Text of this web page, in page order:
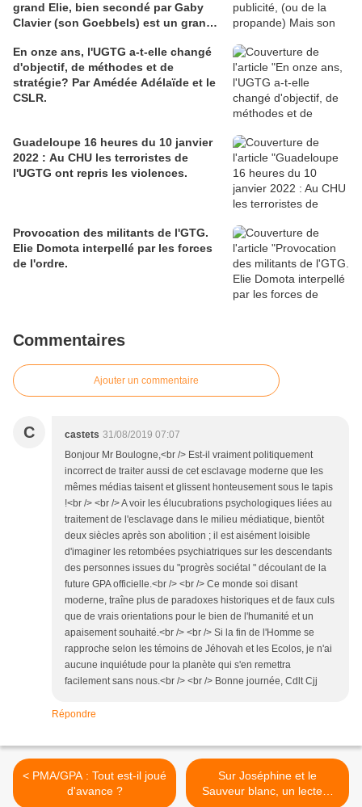
grand Elie, bien secondé par Gaby
Clavier (son Goebbels) est un grand
de quoi ? Les Guadeloupéens sont
divisés à ce sujet et Elie en voudra à
leur majorité que son génie ne séduit
pas. C'est comme en amour le fluide
En onze ans, l'UGTG a-t-elle changé
d'objectif, de méthodes et de
stratégie? Par Amédée Adélaïde et le
CSLR.
Guadeloupe 16 heures du 10 janvier
2022 : Au CHU les terroristes de
l'UGTG ont repris les violences.
Provocation des militants de l'GTG.
Elie Domota interpellé par les forces
de l'ordre.
Commentaires
Ajouter un commentaire
C castets 31/08/2019 07:07
Bonjour Mr Boulogne,<br /> Est-il vraiment politiquement
incorrect de traiter aussi de cet esclavage moderne que les
mêmes médias taisent et glissent honteusement sous le tapis
!<br /> <br /> A voir les élucubrations psychologiques liées au
traitement de l'esclavage dans le milieu médiatique, bientôt
deux siècles après son abolition ; il est aisément loisible
d'imaginer les retombées psychiatriques sur les descendants
des personnes issues du "progrès sociétal " découlant de la
future GPA officielle.<br /> <br /> Ce monde soi disant
moderne, traîne plus de paradoxes historiques et de faux culs
que de vrais orientations pour le bien de l'humanité et un
apaisement souhaité.<br /> <br /> Si la fin de l'Homme se
rapproche selon les témoins de Jéhovah et les Ecolos, je n'ai
aucune inquiétude pour la planète qui s'en remettra
facilement sans nous.<br /> <br /> Bonne journée, Cdlt Cjj
Répondre
< PMA/GPA : Tout est-il joué
d'avance ?
Sur Joséphine et le
Sauveur blanc, un lecteur